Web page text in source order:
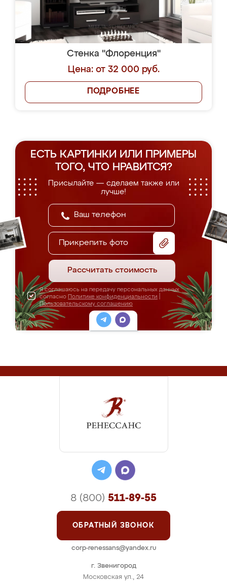
Стенка "Флоренция"
Цена: от 32 000 руб.
ПОДРОБНЕЕ
ЕСТЬ КАРТИНКИ ИЛИ ПРИМЕРЫ
ТОГО, ЧТО НРАВИТСЯ?
Присылайте — сделаем также или
лучше!
Прикрепить фото
Рассчитать стоимость
Я соглашаюсь на передачу персональных данных
согласно Политике конфиденциальности
Пользовательскому соглашению
г. Звенигород
Московская ул., 24
8 (800) 511-89-55
ОБРАТНЫЙ ЗВОНОК
corp-renessans@yandex.ru